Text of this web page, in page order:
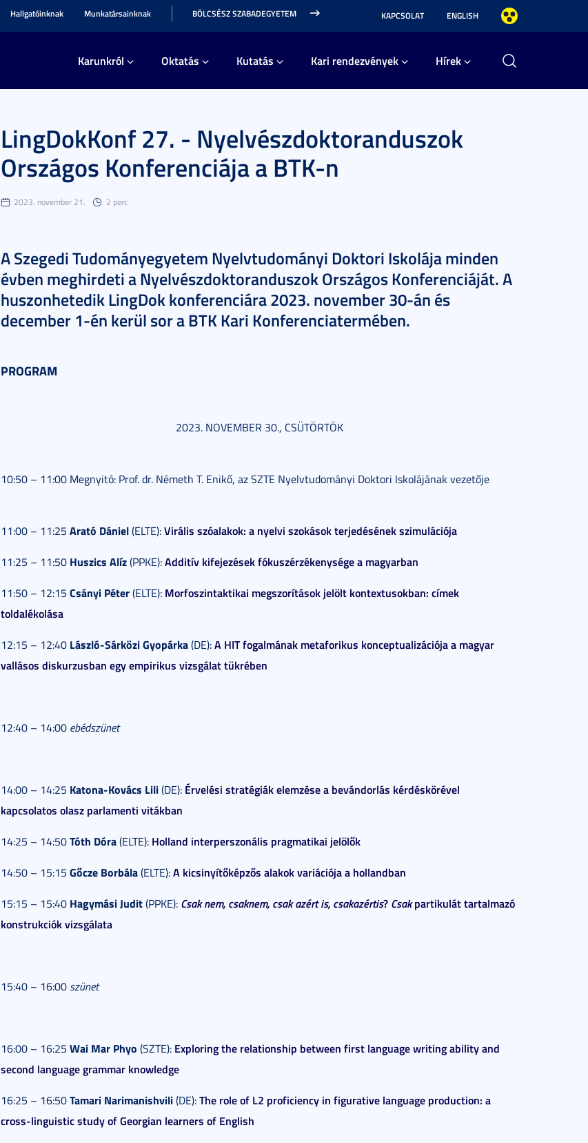
Hallgatóinknak Munkatársainknak BÖLCSÉSZ SZABADEGYETEM KAPCSOLAT ENGLISH
Karunkról Oktatás Kutatás Kari rendezvények Hírek
LingDokKonf 27. - Nyelvészdoktoranduszok
Országos Konferenciája a BTK-n
2023. november 21. 2 perc
A Szegedi Tudományegyetem Nyelvtudományi Doktori Iskolája minden
évben meghirdeti a Nyelvészdoktoranduszok Országos Konferenciáját. A
huszonhetedik LingDok konferenciára 2023. november 30-án és
december 1-én kerül sor a BTK Kari Konferenciatermében.
PROGRAM
2023. NOVEMBER 30., CSÜTÖRTÖK
10:50 – 11:00 Megnyitó: Prof. dr. Németh T. Enikő, az SZTE Nyelvtudományi Doktori Iskolájának vezetője
11:00 – 11:25 Arató Dániel(ELTE):Virális szóalakok: a nyelvi szokások terjedésének szimulációja
11:25 – 11:50 Huszics Alíz(PPKE):Additív kifejezések fókuszérzékenysége a magyarban
11:50 – 12:15 Csányi Péter(ELTE): Morfoszintaktikai megszorítások jelölt kontextusokban: címek
toldalékolása
12:15 – 12:40 László-Sárközi Gyopárka(DE):A HIT fogalmának metaforikus konceptualizációja a magyar
vallásos diskurzusban egy empirikus vizsgálat tükrében
12:40 – 14:00 ebédszünet
14:00 – 14:25 Katona-Kovács Lili(DE): Érvelési stratégiák elemzése a bevándorlás kérdéskörével
kapcsolatos olasz parlamenti vitákban
14:25 – 14:50Tóth Dóra(ELTE): Holland interperszonális pragmatikai jelölők
14:50 – 15:15 Gőcze Borbála(ELTE):A kicsinyítőképzős alakok variációja a hollandban
15:15 – 15:40 Hagymási Judit(PPKE): Csak nem, csaknem, csak azért is, csakazértis? Csakpartikulát tartalmazó
konstrukciók vizsgálata
15:40 – 16:00 szünet
16:00 – 16:25 Wai Mar Phyo (SZTE): Exploring the relationship between first language writing ability and
second language grammar knowledge
16:25 – 16:50Tamari Narimanishvili(DE):The role of L2 proficiency in figurative language production: a
cross-linguistic study of Georgian learners of English